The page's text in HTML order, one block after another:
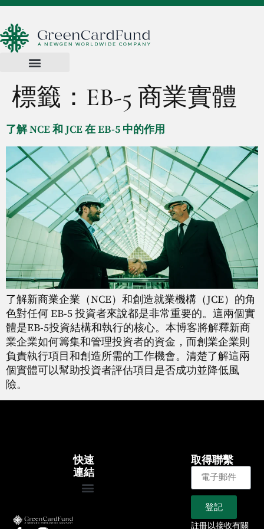
標籤： EB-5 商業實體
了解 NCE 和 JCE 在 EB-5 中的作用
了解新商業企業（NCE）和創造就業機構（JCE）的角
色對任何 EB-5 投資者來說都是非常重要的。這兩個實
體是EB-5投資結構和執行的核心。本博客將解釋新商
業企業如何籌集和管理投資者的資金，而創業企業則
負責執行項目和創造所需的工作機會。清楚了解這兩
個實體可以幫助投資者評估項目是否成功並降低風
險。
快速
連結
取得聯繫
登記
註冊以接收有關